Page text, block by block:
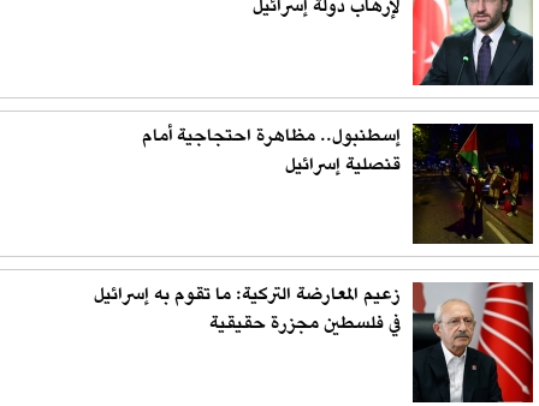
لإرهاب دولة إسرائيل
إسطنبول.. مظاهرة احتجاجية أمام
قنصلية إسرائيل
زعيم المعارضة التركية: ما تقوم به إسرائيل
في فلسطين مجزرة حقيقية